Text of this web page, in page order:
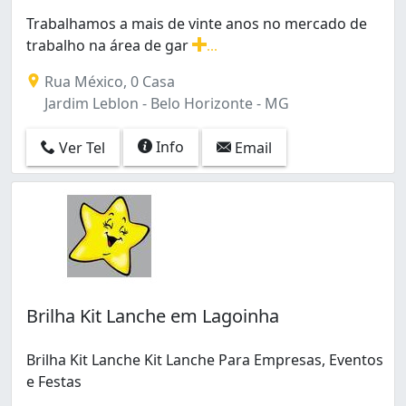
Cachoeirinha (1)
Caiçara-Adelaide (1)
Caiçaras (4)
Camargos (1)
Candelária (1)
Cardoso (Barreiro) (1)
Carlos Prates (5)
Carmo (2)
Castelo (5)
Centro (5)
Cidade Nova (1)
Cinquentenário (1)
Concórdia (2)
Copacabana (2)
Cruzeiro (1)
Trabalhamos a mais de vinte anos no mercado de
trabalho na área de gar
Rua México, 0 Casa
Jardim Leblon - Belo Horizonte - MG
Ver Tel Info Email
Brilha Kit Lanche em Lagoinha
Brilha Kit Lanche Kit Lanche Para Empresas, Eventos
e Festas